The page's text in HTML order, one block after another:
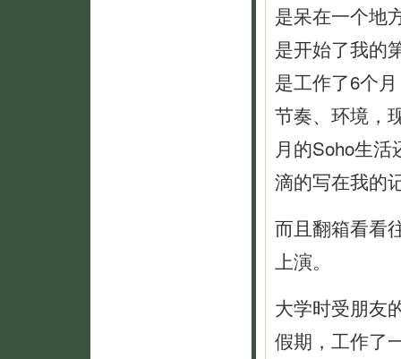
是呆在一个地
是开始了我的
是工作了6个
节奏、环境，
月的Soho生
滴的写在我的
而且翻箱看看
上演。
大学时受朋友
假期，工作了